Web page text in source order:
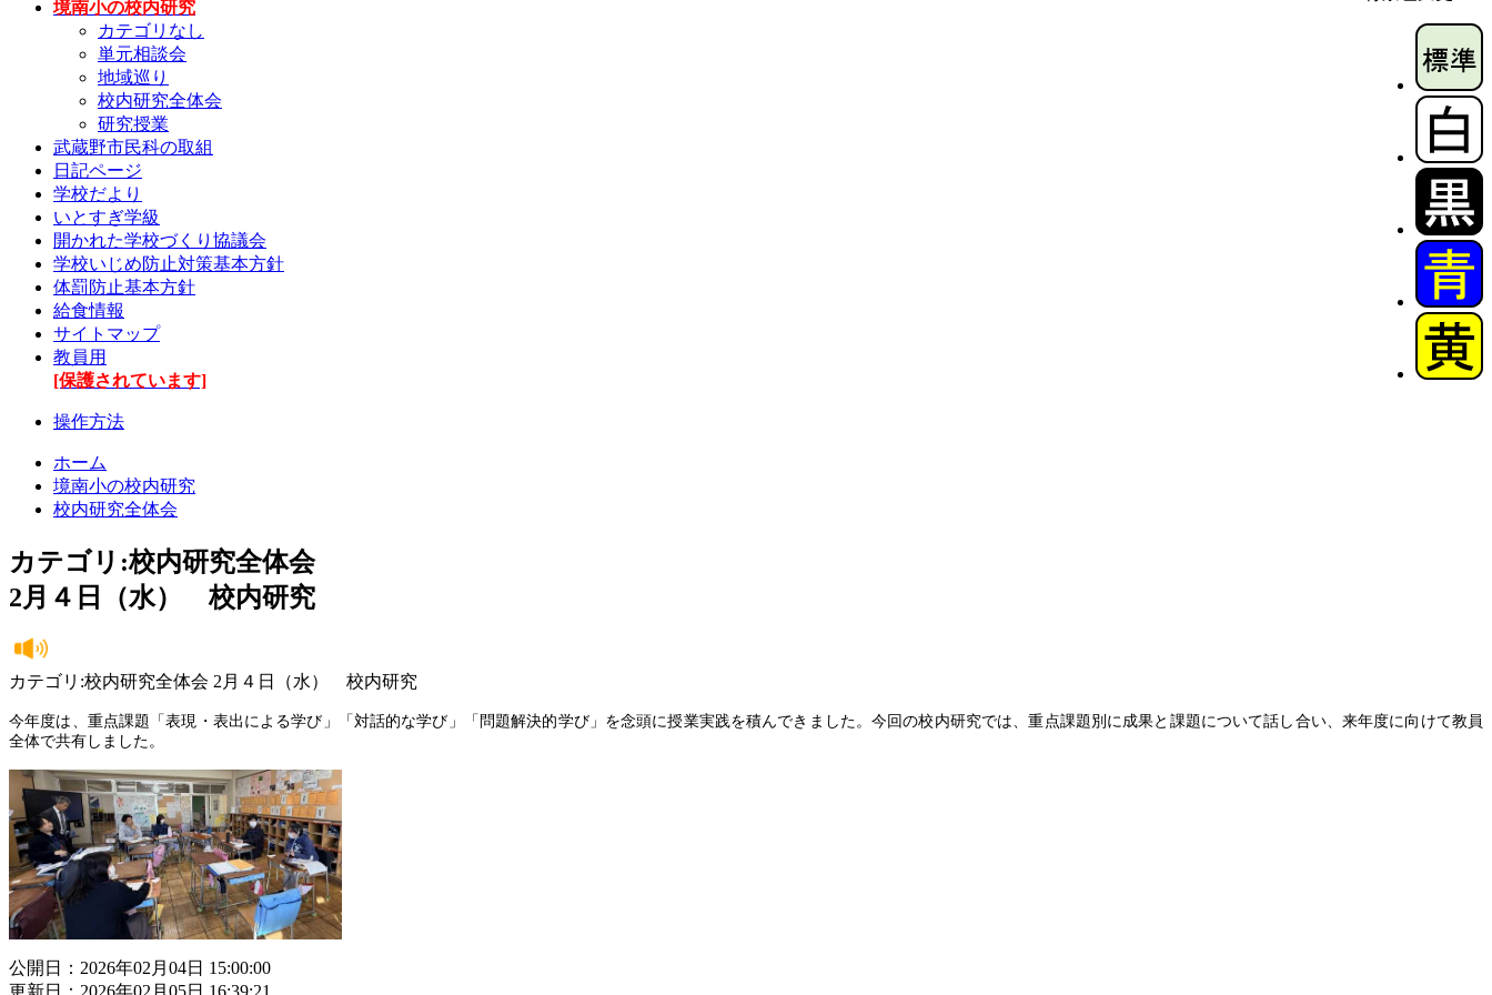
境南小の校内研究
カテゴリなし
単元相談会
地域巡り
校内研究全体会
研究授業
武蔵野市民科の取組
日記ページ
学校だより
いとすぎ学級
開かれた学校づくり協議会
学校いじめ防止対策基本方針
体罰防止基本方針
給食情報
サイトマップ
教員用
[保護されています]
操作方法
ホーム
境南小の校内研究
校内研究全体会
カテゴリ:校内研究全体会
2月４日（水） 校内研究
カテゴリ:校内研究全体会 2月４日（水） 校内研究
今年度は、重点課題「表現・表出による学び」「対話的な学び」「問題解決的学び」を念頭に授業実践を積んできました。今回の校内研究では、重点課題別に成果と課題について話し合い、来年度に向けて教員
全体で共有しました。
公開日：2026年02月04日 15:00:00
更新日：2026年02月05日 16:39:21